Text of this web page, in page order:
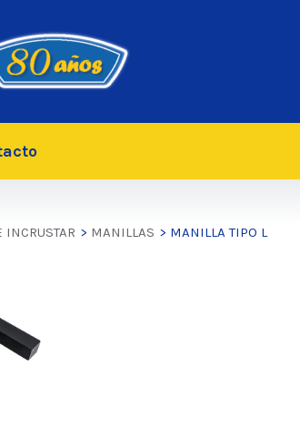
INCRUSTAR > MANILLAS > MANILLA TIPO L